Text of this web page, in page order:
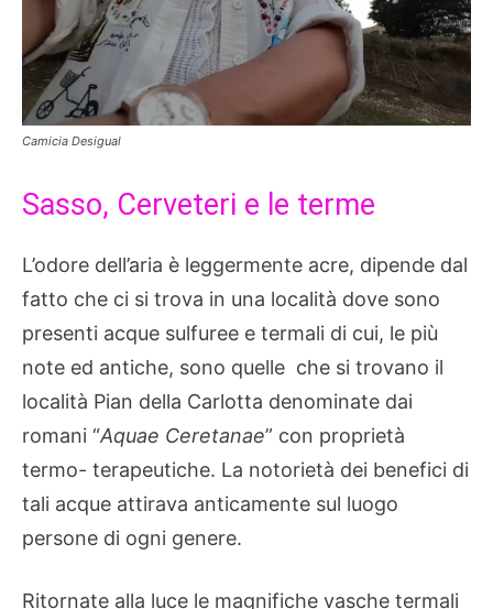
Camicia Desigual
Sasso, Cerveteri e le terme
L’odore dell’aria è leggermente acre, dipende dal
fatto che ci si trova in una località dove sono
presenti acque sulfuree e termali di cui, le più
note ed antiche, sono quelle che si trovano il
località Pian della Carlotta denominate dai
romani “Aquae Ceretanae” con proprietà
termo- terapeutiche. La notorietà dei benefici di
tali acque attirava anticamente sul luogo
persone di ogni genere.
Ritornate alla luce le magnifiche vasche termali